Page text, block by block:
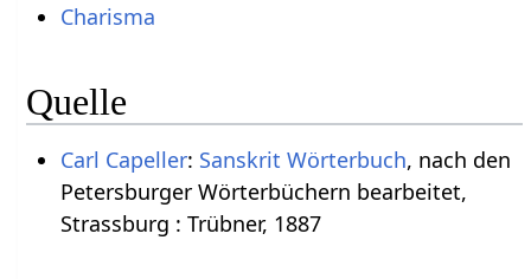
Charisma
Quelle
Carl Capeller: Sanskrit Wörterbuch, nach den
Petersburger Wörterbüchern bearbeitet,
Strassburg : Trübner, 1887